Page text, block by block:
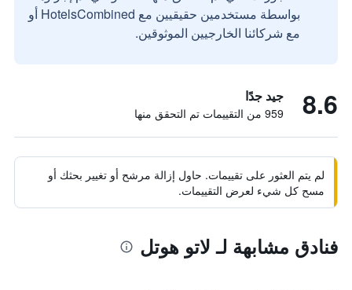
بواسطة مستخدمين حقيقيين مع HotelsCombined أو
مع شركائنا الخارجيين الموثوقين.
8.6 جيد جدًا
959 من التقييمات تم التحقق منها
لم يتم العثور على تقييمات. حاول إزالة مرشح أو تغيير بحثك أو
مسح كل شيء لعرض التقييمات.
فنادق مشابهة لـ لاتو هوتل